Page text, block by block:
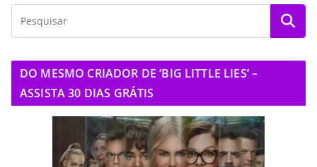
DO MESMO CRIADOR DE ‘BIG LITTLE LIES’ –
ASSISTA 30 DIAS GRÁTIS